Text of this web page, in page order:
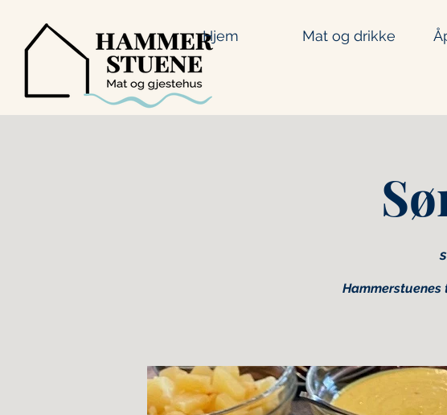
Hjem Mat og drikke